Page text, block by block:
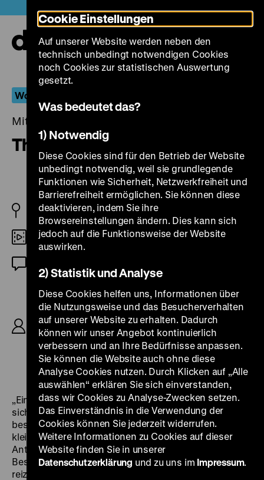
zum
Seiteninhalt
springen
Wohlbrück – Walbrook
Mittwoch, 09. September 2020, 19.00 Uhr
The Red Shoes
GB 1948
35mm
R/P: Michael Powell, Emeric Pressburger, B:
Emeric Pressburger, Michael Powell, Keith Winter
nach dem Märchen von Hans Christian
Andersen, K: Jack Cardiff, D: Moira Shearer,
Anton Walbrook, Marius Goring, Leonide
Massine, Robert Helpmann, Albert Bassermann,
Esmond Knight, Ludmilla Tcherina, 133‘
„Ein Strudel aus Farbe und Licht und Tönen brannte
sich bereits beim ersten Sehen in mein Gehirn“,
beschrieb Martin Scorsese das Erlebnis, das er als
kleiner Junge im Kino hatte, „später (…) faszinierte mich
Anton Walbrook als Impresario Lermontov, dessen
Besessenheit alles um ihn herum zerstört. Was mich
reizte, war die Grausamkeit und Schönheit seiner Rolle,
Cookie Einstellungen
Auf unserer Website werden neben den
technisch unbedingt notwendigen Cookies
noch Cookies zur statistischen Auswertung
gesetzt.
Was bedeutet das?
1) Notwendig
Diese Cookies sind für den Betrieb der Website
unbedingt notwendig, weil sie grundlegende
Funktionen wie Sicherheit, Netzwerkfreiheit und
Barrierefreiheit ermöglichen. Sie können diese
deaktivieren, indem Sie ihre
Browsereinstellungen ändern. Dies kann sich
jedoch auf die Funktionsweise der Website
auswirken.
2) Statistik und Analyse
Diese Cookies helfen uns, Informationen über
die Nutzungsweise und das Besucherverhalten
auf unserer Website zu erhalten. Dadurch
können wir unser Angebot kontinuierlich
verbessern und an Ihre Bedürfnisse anpassen.
Sie können die Website auch ohne diese
Analyse Cookies nutzen. Durch Klicken auf „Alle
auswählen“ erklären Sie sich einverstanden,
dass wir Cookies zu Analyse-Zwecken setzen.
Das Einverständnis in die Verwendung der
Cookies können Sie jederzeit widerrufen.
Weitere Informationen zu Cookies auf dieser
Website finden Sie in unserer
Datenschutzerklärung und zu uns im Impressum.